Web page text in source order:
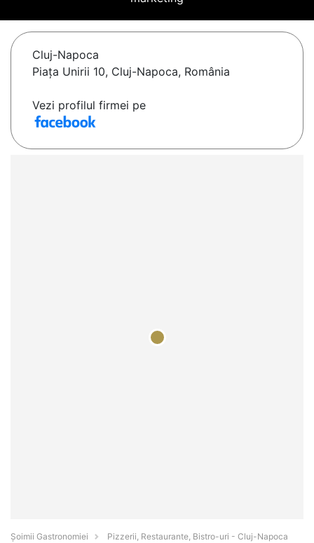
Cluj-Napoca
Piaţa Unirii 10, Cluj-Napoca, România
Vezi profilul firmei pe
Șoimii Gastronomiei
Pizzerii, Restaurante, Bistro-uri - Cluj-Napoca